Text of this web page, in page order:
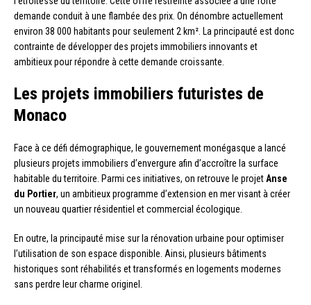
demande conduit à une flambée des prix. On dénombre actuellement
environ 38 000 habitants pour seulement 2 km². La principauté est donc
contrainte de développer des projets immobiliers innovants et
ambitieux pour répondre à cette demande croissante.
Les projets immobiliers futuristes de
Monaco
Face à ce défi démographique, le gouvernement monégasque a lancé
plusieurs projets immobiliers d’envergure afin d’accroître la surface
habitable du territoire. Parmi ces initiatives, on retrouve le projetAnse
du Portier, un ambitieux programme d’extension en mer visant à créer
un nouveau quartier résidentiel et commercial écologique.
En outre, la principauté mise sur la rénovation urbaine pour optimiser
l’utilisation de son espace disponible. Ainsi, plusieurs bâtiments
historiques sont réhabilités et transformés en logements modernes
sans perdre leur charme originel.